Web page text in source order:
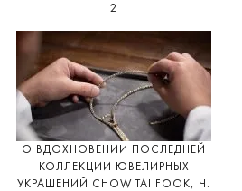
2
О ВДОХНОВЕНИИ ПОСЛЕДНЕЙ
КОЛЛЕКЦИИ ЮВЕЛИРНЫХ
УКРАШЕНИЙ CHOW TAI FOOK, Ч.